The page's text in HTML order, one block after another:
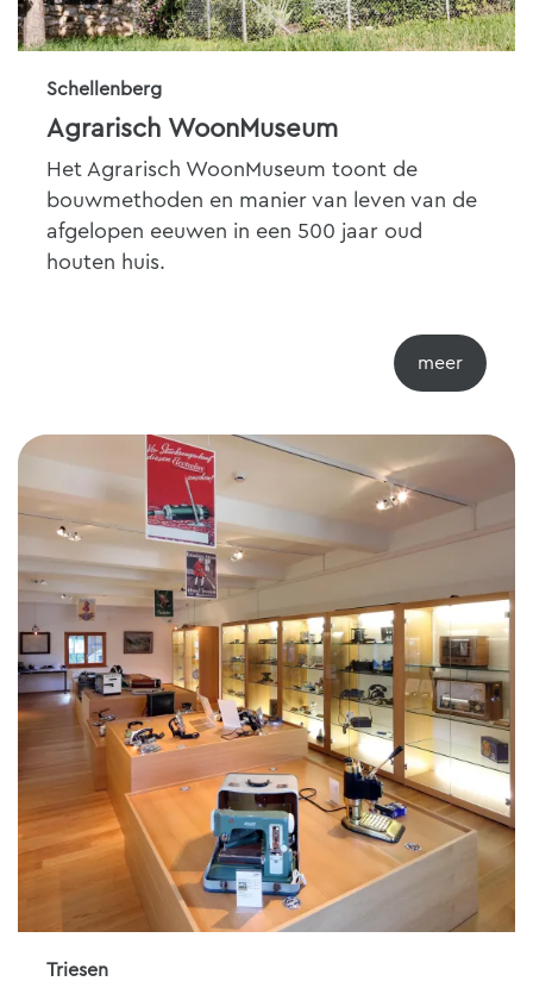
Schellenberg
Agrarisch WoonMuseum
Het Agrarisch WoonMuseum toont de
bouwmethoden en manier van leven van de
afgelopen eeuwen in een 500 jaar oud
houten huis.
Triesen